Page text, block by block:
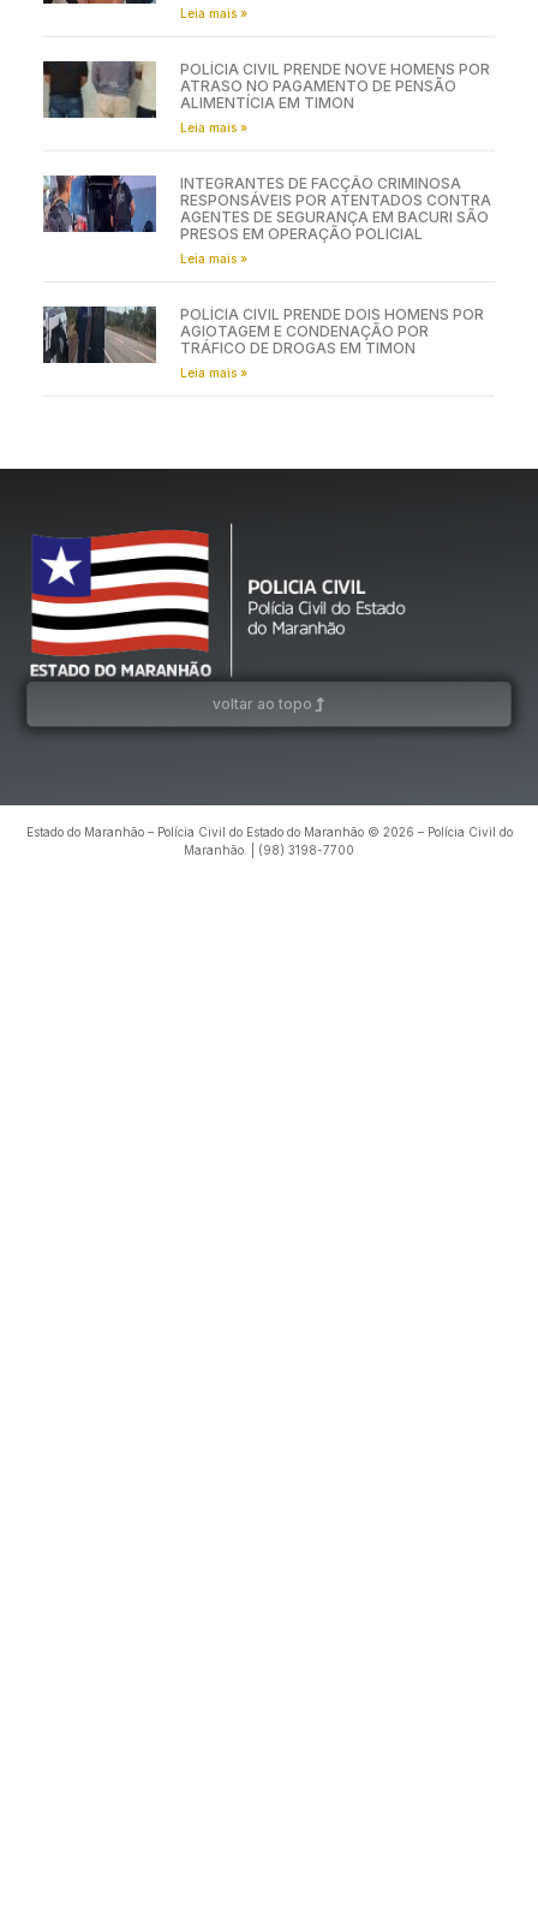
Leia mais »
POLÍCIA CIVIL PRENDE NOVE HOMENS POR
ATRASO NO PAGAMENTO DE PENSÃO
ALIMENTÍCIA EM TIMON
Leia mais »
INTEGRANTES DE FACÇÃO CRIMINOSA
RESPONSÁVEIS POR ATENTADOS CONTRA
AGENTES DE SEGURANÇA EM BACURI SÃO
PRESOS EM OPERAÇÃO POLICIAL
Leia mais »
POLÍCIA CIVIL PRENDE DOIS HOMENS POR
AGIOTAGEM E CONDENAÇÃO POR
TRÁFICO DE DROGAS EM TIMON
Leia mais »
voltar ao topo
Estado do Maranhão – Polícia Civil do Estado do Maranhão © 2026 – Polícia Civil do
Maranhão. | (98) 3198-7700